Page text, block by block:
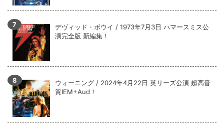
デヴィッド・ボウイ / 1973年7月3日 ハマースミス公
演完全版 新編集！
ウォーニング / 2024年4月22日 英リーズ公演 超高音
質IEM+Aud！